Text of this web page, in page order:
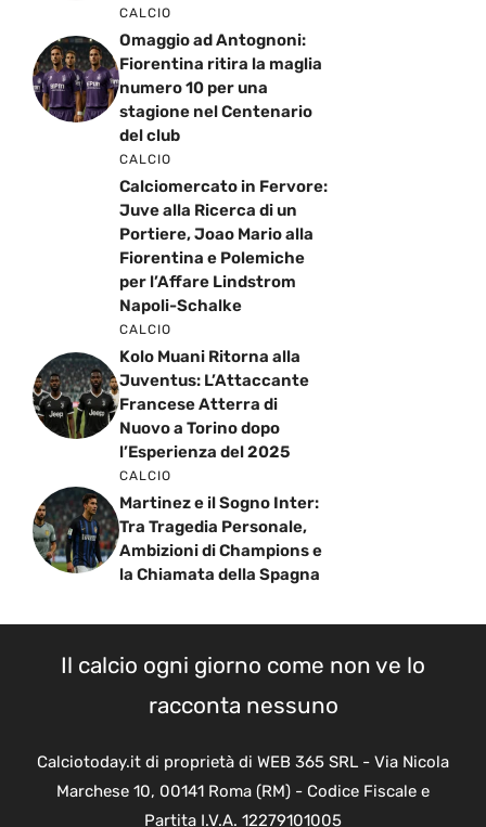
CALCIO
Omaggio ad Antognoni:
Fiorentina ritira la maglia
numero 10 per una
stagione nel Centenario
del club
CALCIO
Calciomercato in Fervore:
Juve alla Ricerca di un
Portiere, Joao Mario alla
Fiorentina e Polemiche
per l’Affare Lindstrom
Napoli-Schalke
CALCIO
Kolo Muani Ritorna alla
Juventus: L’Attaccante
Francese Atterra di
Nuovo a Torino dopo
l’Esperienza del 2025
CALCIO
Martinez e il Sogno Inter:
Tra Tragedia Personale,
Ambizioni di Champions e
la Chiamata della Spagna
Il calcio ogni giorno come non ve lo
racconta nessuno
Calciotoday.it di proprietà di WEB 365 SRL - Via Nicola
Marchese 10, 00141 Roma (RM) - Codice Fiscale e
Partita I.V.A. 12279101005